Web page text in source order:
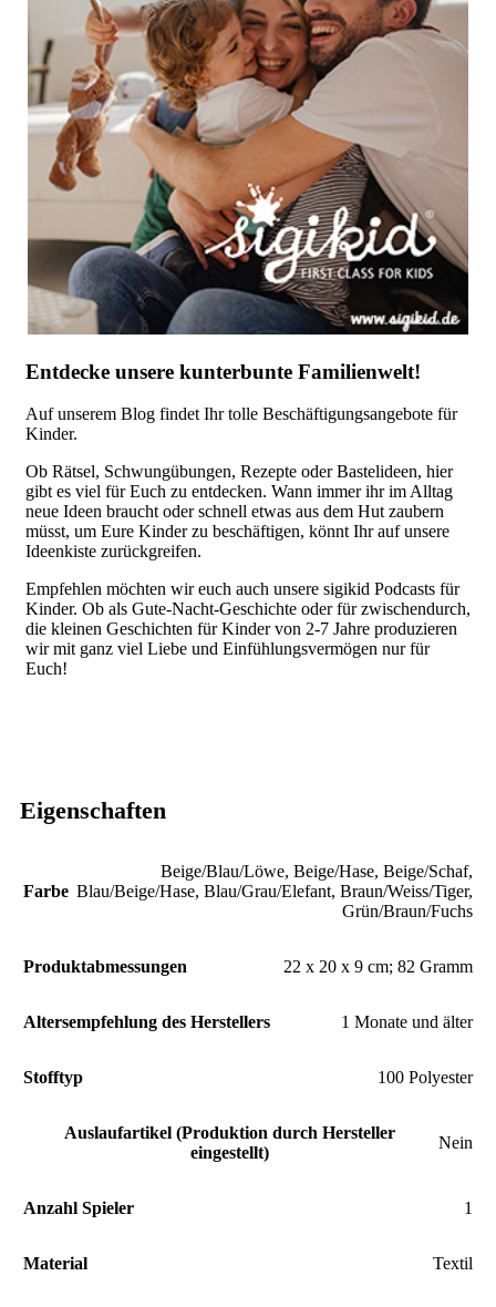
Entdecke unsere kunterbunte Familienwelt!
Auf unserem Blog findet Ihr tolle Beschäftigungsangebote für
Kinder.
Ob Rätsel, Schwungübungen, Rezepte oder Bastelideen, hier
gibt es viel für Euch zu entdecken. Wann immer ihr im Alltag
neue Ideen braucht oder schnell etwas aus dem Hut zaubern
müsst, um Eure Kinder zu beschäftigen, könnt Ihr auf unsere
Ideenkiste zurückgreifen.
Empfehlen möchten wir euch auch unsere sigikid Podcasts für
Kinder. Ob als Gute-Nacht-Geschichte oder für zwischendurch,
die kleinen Geschichten für Kinder von 2-7 Jahre produzieren
wir mit ganz viel Liebe und Einfühlungsvermögen nur für
Euch!
Eigenschaften
Farbe
‎Beige/Blau/Löwe, Beige/Hase, Beige/Schaf,
Blau/Beige/Hase, Blau/Grau/Elefant, Braun/Weiss/Tiger,
Grün/Braun/Fuchs
Produktabmessungen ‎22 x 20 x 9 cm; 82 Gramm
Altersempfehlung des Herstellers ‎1 Monate und älter
Stofftyp ‎100 Polyester
Auslaufartikel (Produktion durch Hersteller
eingestellt)
‎Nein
Anzahl Spieler ‎1
Material ‎Textil